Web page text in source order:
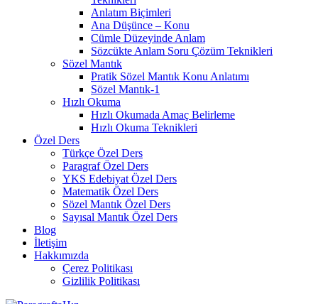
Anlatım Biçimleri
Ana Düşünce – Konu
Cümle Düzeyinde Anlam
Sözcükte Anlam Soru Çözüm Teknikleri
Sözel Mantık
Pratik Sözel Mantık Konu Anlatımı
Sözel Mantık-1
Hızlı Okuma
Hızlı Okumada Amaç Belirleme
Hızlı Okuma Teknikleri
Özel Ders
Türkçe Özel Ders
Paragraf Özel Ders
YKS Edebiyat Özel Ders
Matematik Özel Ders
Sözel Mantık Özel Ders
Sayısal Mantık Özel Ders
Blog
İletişim
Hakkımızda
Çerez Politikası
Gizlilik Politikası